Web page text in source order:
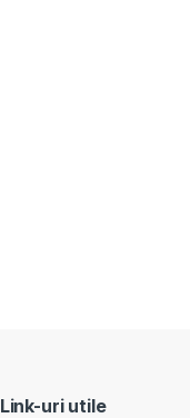
Link-uri utile